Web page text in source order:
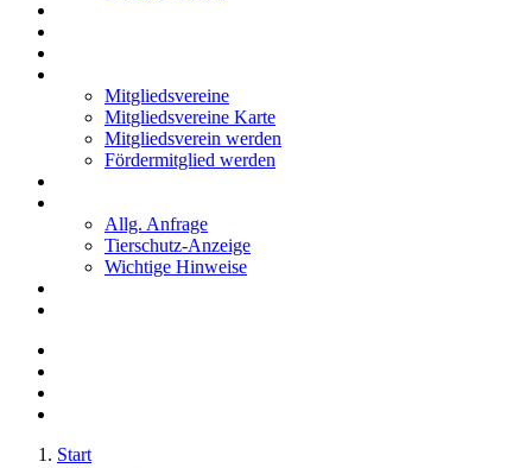
Mitgliedsvereine
Mitgliedsvereine Karte
Mitgliedsverein werden
Fördermitglied werden
Allg. Anfrage
Tierschutz-Anzeige
Wichtige Hinweise
Start